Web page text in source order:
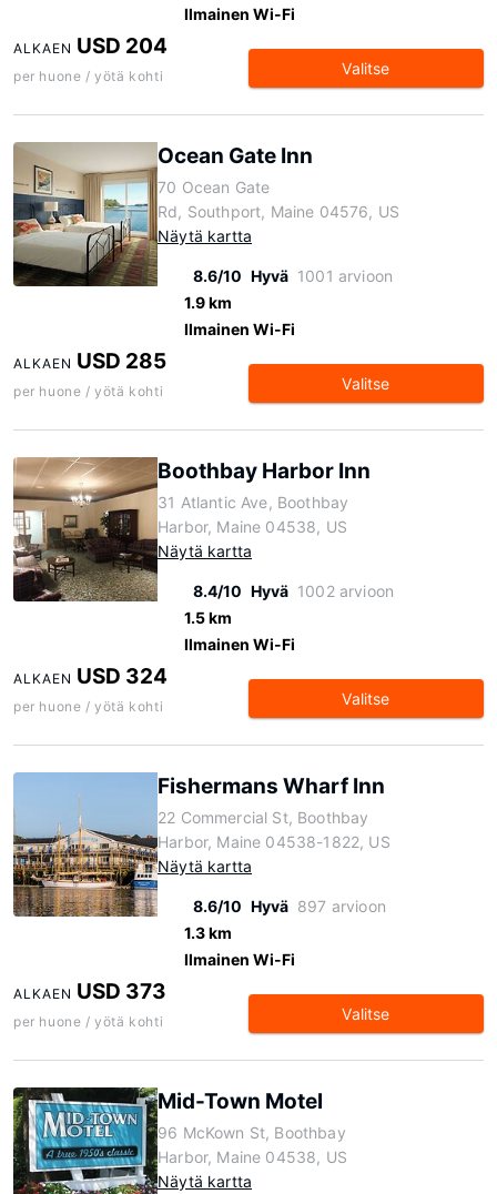
Ilmainen Wi-Fi
ALKAEN USD 204
per huone / yötä kohti Valitse
Ocean Gate Inn
70 Ocean Gate
Rd, Southport, Maine 04576, US
Näytä kartta
8.6/10 Hyvä 1001 arvioon
1.9 km
Ilmainen Wi-Fi
ALKAEN USD 285
per huone / yötä kohti Valitse
Boothbay Harbor Inn
31 Atlantic Ave, Boothbay
Harbor, Maine 04538, US
Näytä kartta
8.4/10 Hyvä 1002 arvioon
1.5 km
Ilmainen Wi-Fi
ALKAEN USD 324
per huone / yötä kohti Valitse
Fishermans Wharf Inn
22 Commercial St, Boothbay
Harbor, Maine 04538-1822, US
Näytä kartta
8.6/10 Hyvä 897 arvioon
1.3 km
Ilmainen Wi-Fi
ALKAEN USD 373
per huone / yötä kohti Valitse
Mid-Town Motel
96 McKown St, Boothbay
Harbor, Maine 04538, US
Näytä kartta